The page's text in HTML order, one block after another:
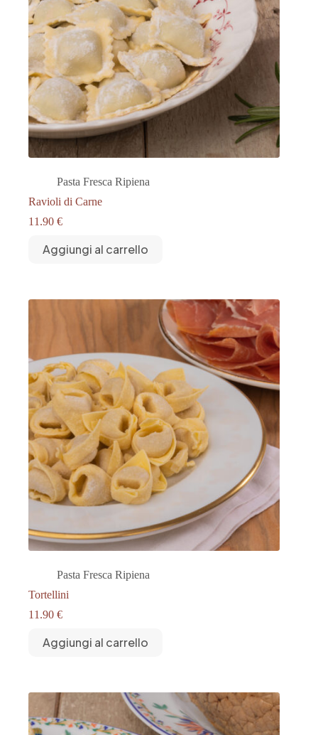
Pasta Fresca Ripiena
Ravioli di Carne
11.90 €
Aggiungi al carrello
Pasta Fresca Ripiena
Tortellini
11.90 €
Aggiungi al carrello